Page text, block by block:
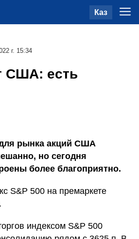
Каз
г. 15:34
США: есть
рынка акций США
но сегодня
более благоприятно.
S&P 500 на премаркете
индексом S&P 500